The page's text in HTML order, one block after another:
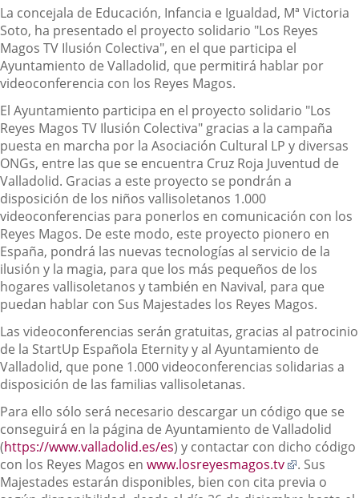
Descripción
La concejala de Educación, Infancia e Igualdad, Mª Victoria
Soto, ha presentado el proyecto solidario "Los Reyes
Magos TV Ilusión Colectiva", en el que participa el
Ayuntamiento de Valladolid, que permitirá hablar por
videoconferencia con los Reyes Magos.
El Ayuntamiento participa en el proyecto solidario "Los
Reyes Magos TV Ilusión Colectiva" gracias a la campaña
puesta en marcha por la Asociación Cultural LP y diversas
ONGs, entre las que se encuentra Cruz Roja Juventud de
Valladolid. Gracias a este proyecto se pondrán a
disposición de los niños vallisoletanos 1.000
videoconferencias para ponerlos en comunicación con los
Reyes Magos. De este modo, este proyecto pionero en
España, pondrá las nuevas tecnologías al servicio de la
ilusión y la magia, para que los más pequeños de los
hogares vallisoletanos y también en Navival, para que
puedan hablar con Sus Majestades los Reyes Magos.
Las videoconferencias serán gratuitas, gracias al patrocinio
de la StartUp Española Eternity y al Ayuntamiento de
Valladolid, que pone 1.000 videoconferencias solidarias a
disposición de las familias vallisoletanas.
Para ello sólo será necesario descargar un código que se
conseguirá en la página de Ayuntamiento de Valladolid
(https://www.valladolid.es/es) y contactar con dicho código
con los Reyes Magos en www.losreyesmagos.tv
Enlace
a
. Sus
Majestades estarán disponibles, bien con cita previa o